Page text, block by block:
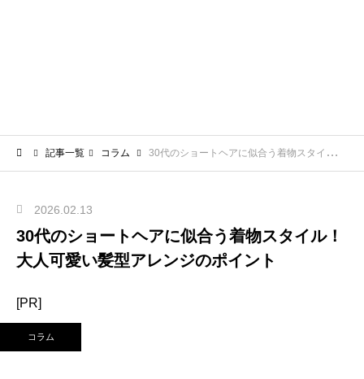
記事一覧 コラム 30代のショートヘアに似合う着物スタイル！大人可愛い髪型アレンジのポイント
2026.02.13
30代のショートヘアに似合う着物スタイル！
大人可愛い髪型アレンジのポイント
[PR]
コラム